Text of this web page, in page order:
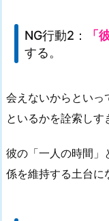
NG行動2： 「
する。
会えないからといっ
といるかを詮索しす
彼の「一人の時間」
係を維持する土台に